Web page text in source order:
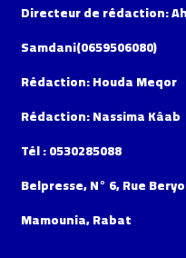
Directeur de rédaction:
Samdani(0659506080)
Rédaction: Houda Meqor
Rédaction: Nassima Kâab
Tél : 0530285088
Belpresse, N° 6, Rue
Mamounia, Rabat